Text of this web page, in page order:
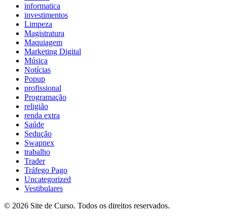
informatica
investimentos
Limpeza
Magistratura
Maquiagem
Marketing Digital
Música
Notícias
Popup
profissional
Programação
religião
renda extra
Saúde
Sedução
Swapnex
trabalho
Trader
Tráfego Pago
Uncategorized
Vestibulares
© 2026 Site de Curso. Todos os direitos reservados.